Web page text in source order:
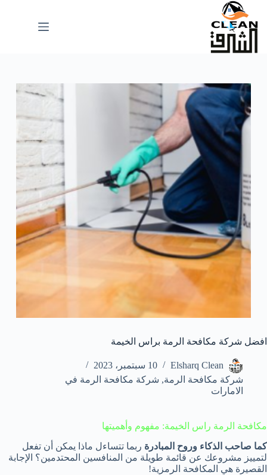
التجاوز
المحتوى
افضل شركة مكافحة الرمة براس الخيمة
Elsharq Clean
10 سبتمبر، 2023
شركة مكافحة الرمة, شركة مكافحة الرمة في
الامارات
مكافحة الرمة راس الخيمة: مفهوم وأهميتها
كما صاحب الذكاء وروح المبادرة ربما تتساءل ماذا يمكن أن تفعل
لتمييز مشروعك عن قائمة طويلة من المنافسين المحتدمين؟ الإجابة
القصيرة هي المكافحة الرمزية!